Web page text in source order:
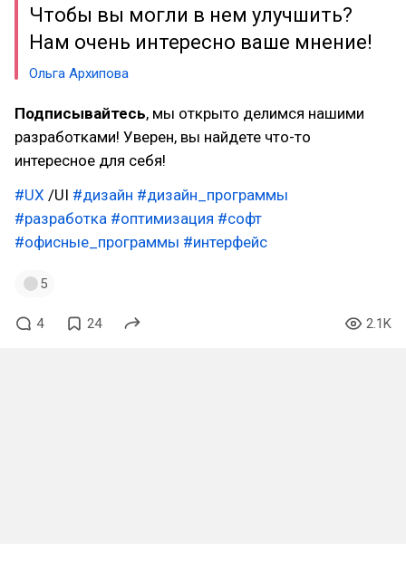
Чтобы вы могли в нем улучшить?
Нам очень интересно ваше мнение!
Ольга Архипова
Подписывайтесь, мы открыто делимся нашими
разработками! Уверен, вы найдете что-то
интересное для себя!
#UX /UI #дизайн #дизайн_программы
#разработка #оптимизация #софт
#офисные_программы #интерфейс
5
4 24 2.1K